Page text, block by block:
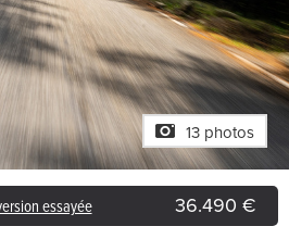
13 photos
essayée 36.490 €